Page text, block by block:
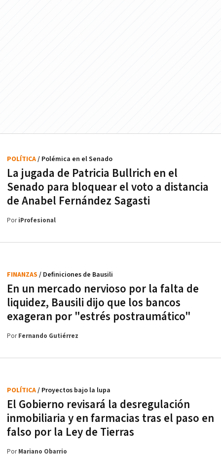
La jugada de Patricia Bullrich en el
Senado para bloquear el voto a distancia
de Anabel Fernández Sagasti
POLÍTICA/ Polémica en el Senado
PoriProfesional
En un mercado nervioso por la falta de
liquidez, Bausili dijo que los bancos
exageran por "estrés postraumático"
FINANZAS / Definiciones de Bausili
PorFernando Gutiérrez
El Gobierno revisará la desregulación
inmobiliaria y en farmacias tras el paso en
falso por la Ley de Tierras
POLÍTICA/ Proyectos bajo la lupa
PorMariano Obarrio